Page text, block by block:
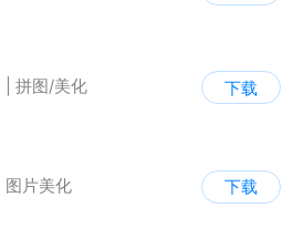
拼图/美化
下载
图片美化
下载